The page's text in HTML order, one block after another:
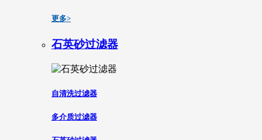
更多>
石英砂过滤器
自清洗过滤器
多介质过滤器